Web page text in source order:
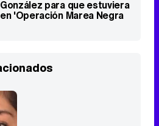
González para que estuviera
en 'Operación Marea Negra